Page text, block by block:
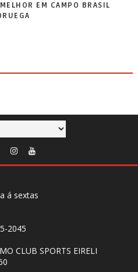
EM CAMPO BRASIL
á sextas
2045
CLUB SPORTS EIRELI